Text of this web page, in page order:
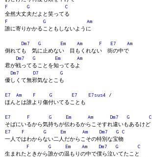
F
G
C
全然大丈夫だよと笑ってる
F
G
Am
誰に寄りかかることもしないように
Dm7 G Em Am F E7
Am
倒れても 気に止めない 目もくれない 街の中で
Dm7
G Em
Am
君が戦ってることを知ってるよ
Dm7
D7
G
優しくて無邪気なとこも
E7 Am F G E7 E7sus4 /
ほんとは誰より傷付いてることも
E7 F G Em Am Dm7 G
C
そばにいるから気持ちが伝わるからこそすれ違いもあるけど
E7
F G Em Am Dm7 G
C
一人ではわからない二人だからこその特別な宝物
F
G Em Am Dm7 G
C
生まれたときから誰かの温もりの中で僕ら泣いてたこと